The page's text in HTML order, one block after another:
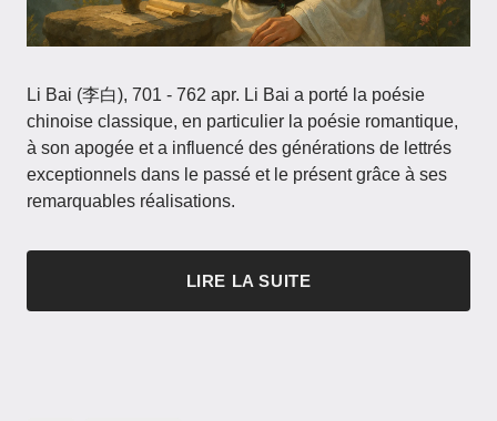
Li Bai (李白), 701 - 762 apr. Li Bai a porté la poésie
chinoise classique, en particulier la poésie romantique,
à son apogée et a influencé des générations de lettrés
exceptionnels dans le passé et le présent grâce à ses
remarquables réalisations.
LIRE LA SUITE